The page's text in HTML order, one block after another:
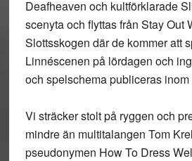
Deafheaven och kultförklarade
scenyta och flyttas från Stay Out
Slottsskogen där de kommer att
Linnéscenen på lördagen och
och spelschema publiceras inom
Vi sträcker stolt på ryggen och
mindre än multitalangen Tom
pseudonymen How To Dress